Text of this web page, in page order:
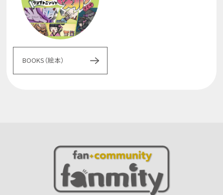
BOOKS（絵本）